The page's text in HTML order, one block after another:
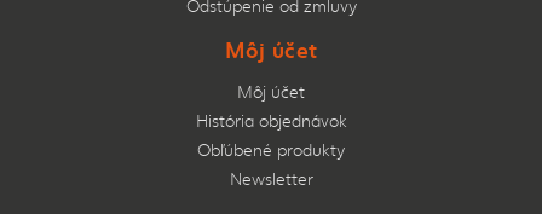
Odstúpenie od zmluvy
Môj účet
Môj účet
História objednávok
Obľúbené produkty
Newsletter